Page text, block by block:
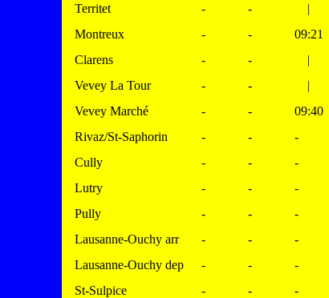
Territet
- - |
Montreux
- - 09:21
Clarens
- - |
Vevey La Tour
- - |
Vevey Marché
- - 09:40
Rivaz/St-Saphorin
- - -
Cully
- - -
Lutry
- - -
Pully
- - -
Lausanne-Ouchy arr
- - -
Lausanne-Ouchy dep
- - -
St-Sulpice
- - -